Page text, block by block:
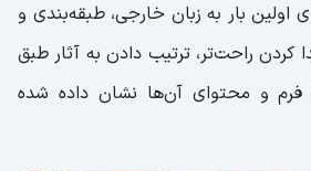
بار به زبان خارجی، طبقه‌بندی و
کردن راحت‌تر، ترتیب دادن به آثار طبق
فرم و محتوای آن‌ها نشان داده شده